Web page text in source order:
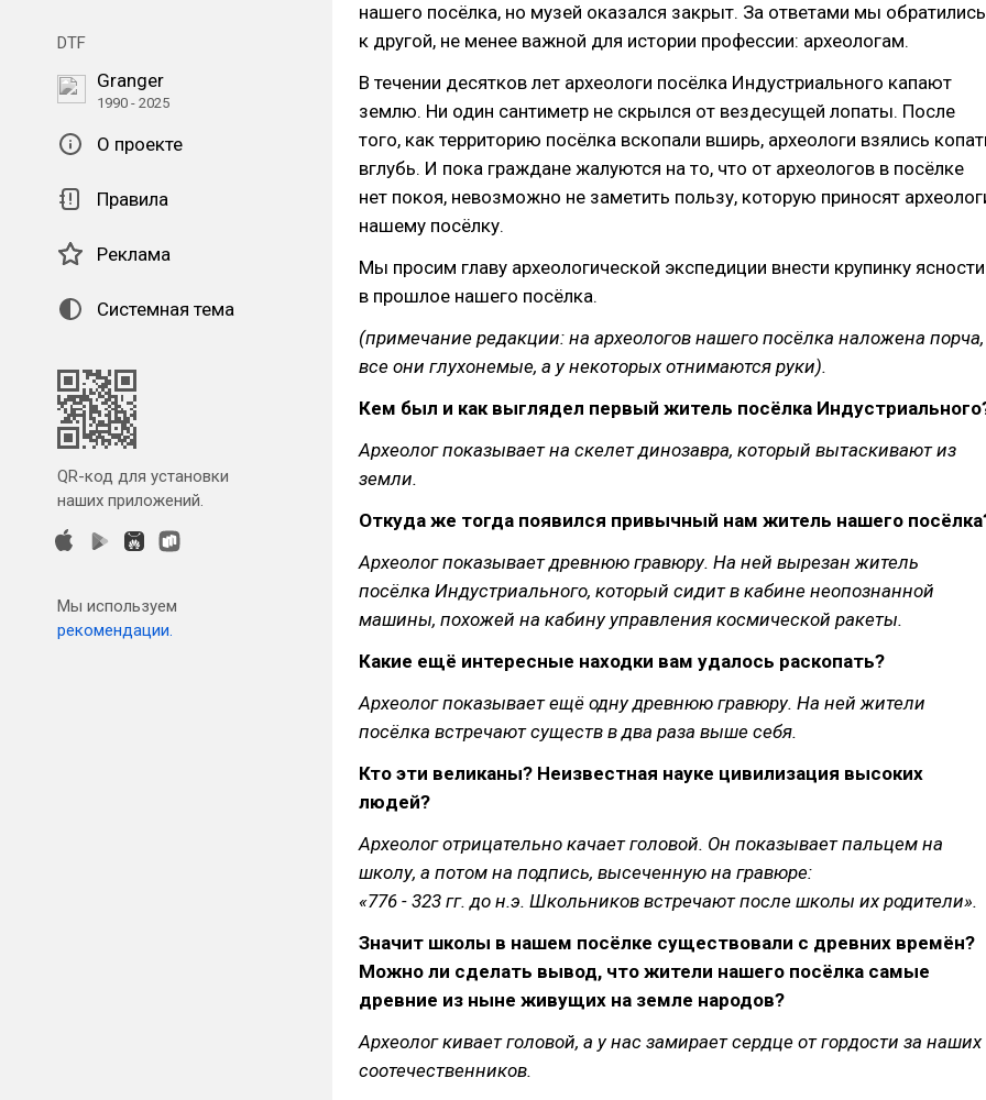
DTF
Granger
1990 - 2025
О проекте
Правила
Реклама
Системная тема
QR-код для установки
наших приложений.
Мы используем
рекомендации.
нашего посёлка, но музей оказался закрыт. За ответами мы обратились
к другой, не менее важной для истории профессии: археологам.
В течении десятков лет археологи посёлка Индустриального капают
землю. Ни один сантиметр не скрылся от вездесущей лопаты. После
того, как территорию посёлка вскопали вширь, археологи взялись
вглубь. И пока граждане жалуются на то, что от археологов в посёлке
нет покоя, невозможно не заметить пользу, которую приносят
нашему посёлку.
Мы просим главу археологической экспедиции внести крупинку ясности
в прошлое нашего посёлка.
(примечание редакции: на археологов нашего посёлка наложена порча,
все они глухонемые, а у некоторых отнимаются руки).
Кем был и как выглядел первый житель посёлка
Археолог показывает на скелет динозавра, который вытаскивают из
земли.
Откуда же тогда появился привычный нам житель нашего
Археолог показывает древнюю гравюру. На ней вырезан житель
посёлка Индустриального, который сидит в кабине неопознанной
машины, похожей на кабину управления космической ракеты.
Какие ещё интересные находки вам удалось раскопать?
Археолог показывает ещё одну древнюю гравюру. На ней жители
посёлка встречают существ в два раза выше себя.
Кто эти великаны? Неизвестная науке цивилизация высоких
людей?
Археолог отрицательно качает головой. Он показывает пальцем на
школу, а потом на подпись, высеченную на гравюре:
«776 - 323 гг. до н.э. Школьников встречают после школы их родители».
Значит школы в нашем посёлке существовали с древних времён?
Можно ли сделать вывод, что жители нашего посёлка самые
древние из ныне живущих на земле народов?
Археолог кивает головой, а у нас замирает сердце от гордости за наших
соотечественников.